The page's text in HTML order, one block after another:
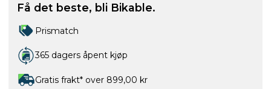
Få det beste, bli Bikable.
Prismatch
365 dagers åpent kjøp
Gratis frakt* over 899,00 kr